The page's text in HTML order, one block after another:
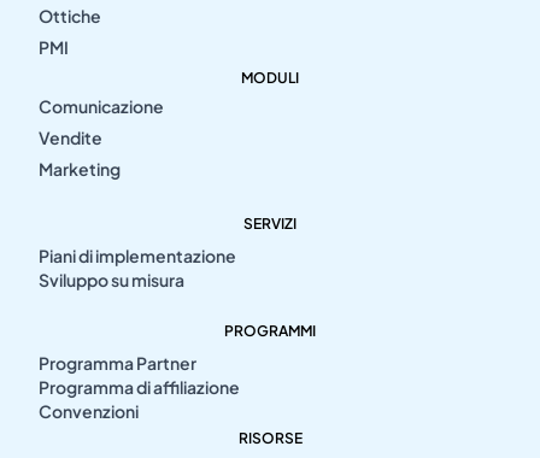
Ottiche
PMI
MODULI
Comunicazione
Vendite
Marketing
SERVIZI
Piani di implementazione
Sviluppo su misura
PROGRAMMI
Programma Partner
Programma di affiliazione
Convenzioni
RISORSE